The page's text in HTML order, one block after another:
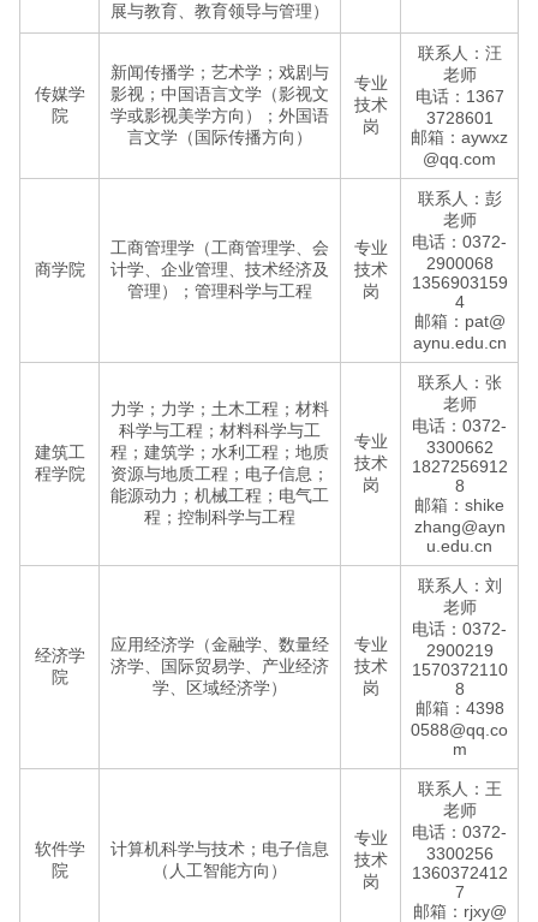
展与教育、教育领导与管理）
传媒学
院
新闻传播学；艺术学；戏剧与
影视；中国语言文学（影视文
学或影视美学方向）；外国语
言文学（国际传播方向）
专业
技术
岗
联系人：汪
老师
电话：1367
3728601
邮箱：aywxz
@qq.com
商学院
工商管理学（工商管理学、会
计学、企业管理、技术经济及
管理）；管理科学与工程
专业
技术
岗
联系人：彭
老师
电话：0372-
2900068
1356903159
4
邮箱：pat@
aynu.edu.cn
建筑工
程学院
力学；力学；土木工程；材料
科学与工程；材料科学与工
程；建筑学；水利工程；地质
资源与地质工程；电子信息；
能源动力；机械工程；电气工
程；控制科学与工程
专业
技术
岗
联系人：张
老师
电话：0372-
3300662
1827256912
8
邮箱：shike
zhang@ayn
u.edu.cn
经济学
院
应用经济学（金融学、数量经
济学、国际贸易学、产业经济
学、区域经济学）
专业
技术
岗
联系人：刘
老师
电话：0372-
2900219
1570372110
8
邮箱：4398
0588@qq.co
m
软件学
院
计算机科学与技术；电子信息
（人工智能方向）
专业
技术
岗
联系人：王
老师
电话：0372-
3300256
1360372412
7
邮箱：rjxy@